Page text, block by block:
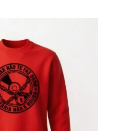
R$ 278,99.R$ 237,14.